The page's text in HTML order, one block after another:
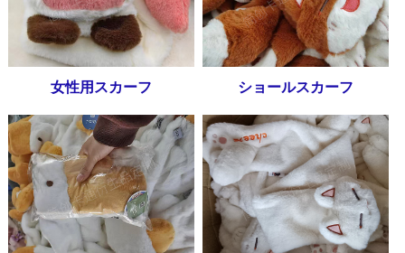
女性用スカーフ ショールスカーフ